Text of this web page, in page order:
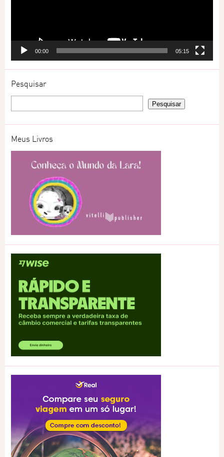
00:00 05:15
Pesquisar
Meus Livros